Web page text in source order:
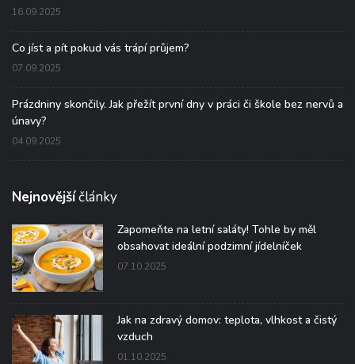
16.09.2025
Co jíst a pít pokud vás trápí průjem?
07.09.2025
Prázdniny skončily. Jak přežít první dny v práci či škole bez nervů a
únavy?
04.09.2025
Nejnovějšíčlánky
Zapomeňte na letní saláty! Tohle by měl
obsahovat ideální podzimní jídelníček
07.10.2025
Jak na zdravý domov: teplota, vlhkost a čistý
vzduch
01.10.2025